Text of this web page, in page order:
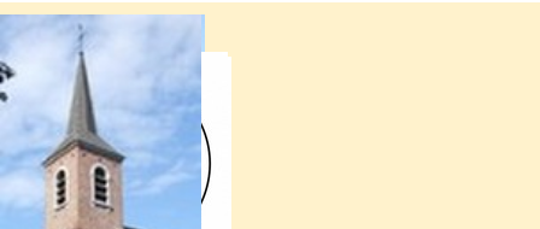
Aller au contenu